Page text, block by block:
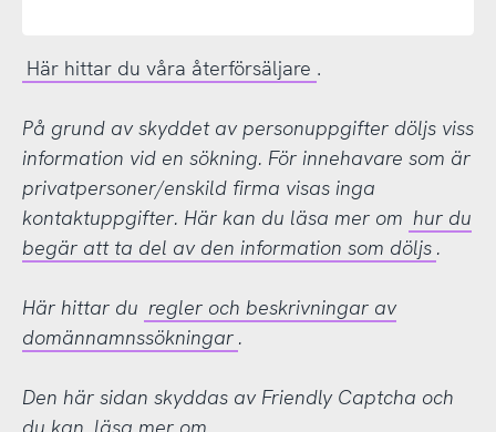
Här hittar du våra återförsäljare .
På grund av skyddet av personuppgifter döljs viss
information vid en sökning. För innehavare som är
privatpersoner/enskild firma visas inga
kontaktuppgifter. Här kan du läsa mer om hur du
begär att ta del av den information som döljs .
Här hittar du regler och beskrivningar av
domännamnssökningar .
Den här sidan skyddas av Friendly Captcha och